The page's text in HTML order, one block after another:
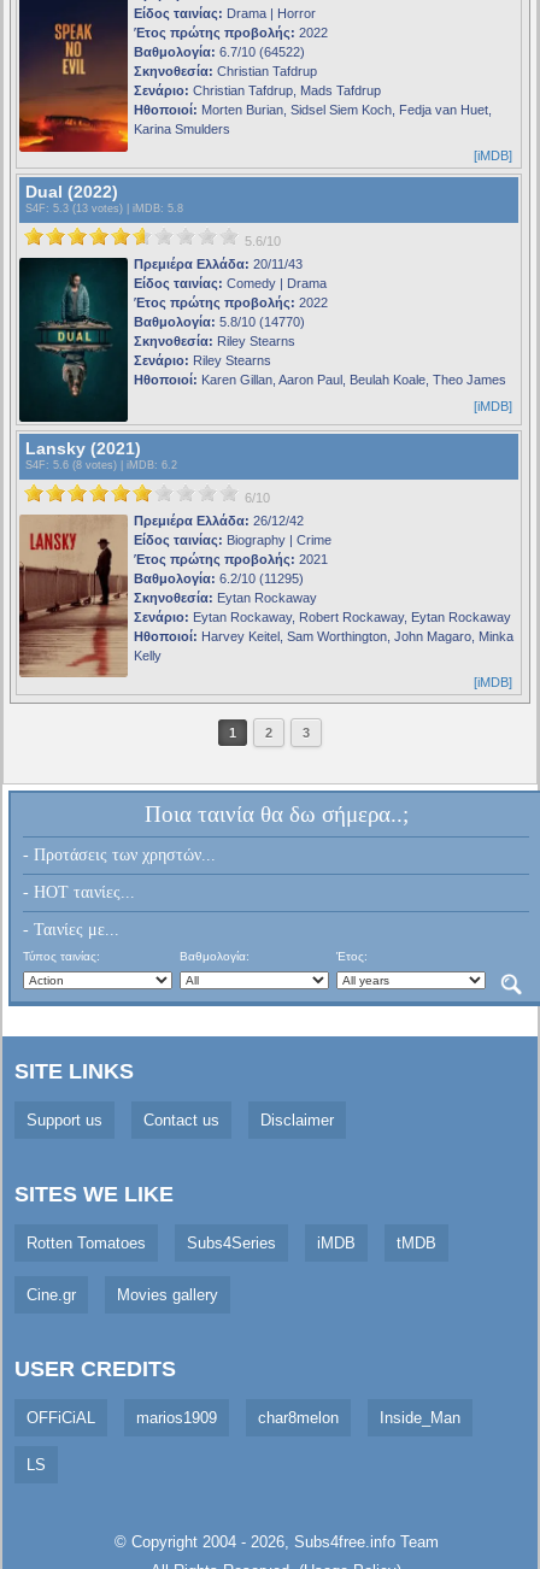
Είδος ταινίας: Drama | Horror
Έτος πρώτης προβολής: 2022
Βαθμολογία: 6.7/10 (64522)
Σκηνοθεσία: Christian Tafdrup
Σενάριο: Christian Tafdrup, Mads Tafdrup
Ηθοποιοί: Morten Burian, Sidsel Siem Koch, Fedja van Huet,
Karina Smulders
[iMDB]
Dual (2022)
S4F : 5.3 (13 votes) | iMDB: 5.8
5.6/10
Πρεμιέρα Ελλάδα: 20/11/43
Είδος ταινίας: Comedy | Drama
Έτος πρώτης προβολής: 2022
Βαθμολογία: 5.8/10 (14770)
Σκηνοθεσία: Riley Stearns
Σενάριο: Riley Stearns
Ηθοποιοί: Karen Gillan, Aaron Paul, Beulah Koale, Theo James
[iMDB]
Lansky (2021)
S4F : 5.6 (8 votes) | iMDB: 6.2
6/10
Πρεμιέρα Ελλάδα: 26/12/42
Είδος ταινίας: Biography | Crime
Έτος πρώτης προβολής: 2021
Βαθμολογία: 6.2/10 (11295)
Σκηνοθεσία: Eytan Rockaway
Σενάριο: Eytan Rockaway, Robert Rockaway, Eytan Rockaway
Ηθοποιοί: Harvey Keitel, Sam Worthington, John Magaro, Minka
Kelly
[iMDB]
1 2 3
Ποια ταινία θα δω σήμερα..;
- Προτάσεις των χρηστών...
- HOT ταινίες...
- Ταινίες με...
Τύπος ταινίας: Βαθμολογία: Έτος:
SITE LINKS
Support us Contact us Disclaimer
SITES WE LIKE
Rotten Tomatoes Subs4Series iMDB tMDB
Cine.gr Movies gallery
USER CREDITS
OFFiCiAL marios1909 char8melon Inside_Man
LS
© Copyright 2004 - 2026, Subs4free.infoTeam